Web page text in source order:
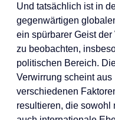
Und tatsächlich ist in
gegenwärtigen
ein spürbarer Geist der
zu beobachten,
politischen Bereich.
Verwirrung scheint aus
verschiedenen
resultieren, die sowohl